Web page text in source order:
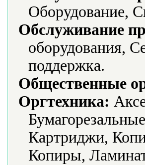
Оборудование,
Обслуживание
оборудования,
поддержка.
Общественные
Оргтехника:
Картриджи,
Копиры,